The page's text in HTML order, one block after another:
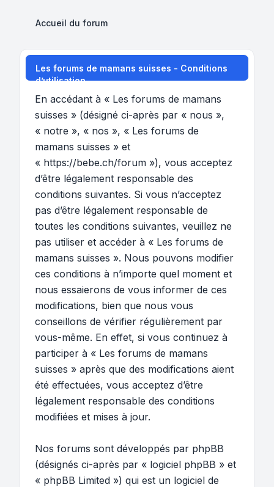
Accueil du forum
Les forums de mamans suisses - Conditions
d’utilisation
En accédant à « Les forums de mamans
suisses » (désigné ci-après par « nous »,
« notre », « nos », « Les forums de
mamans suisses » et
« https://bebe.ch/forum »), vous acceptez
d’être légalement responsable des
conditions suivantes. Si vous n’acceptez
pas d’être légalement responsable de
toutes les conditions suivantes, veuillez ne
pas utiliser et accéder à « Les forums de
mamans suisses ». Nous pouvons modifier
ces conditions à n’importe quel moment et
nous essaierons de vous informer de ces
modifications, bien que nous vous
conseillons de vérifier régulièrement par
vous-même. En effet, si vous continuez à
participer à « Les forums de mamans
suisses » après que des modifications aient
été effectuées, vous acceptez d’être
légalement responsable des conditions
modifiées et mises à jour.
Nos forums sont développés par phpBB
(désignés ci-après par « logiciel phpBB » et
« phpBB Limited ») qui est un logiciel de